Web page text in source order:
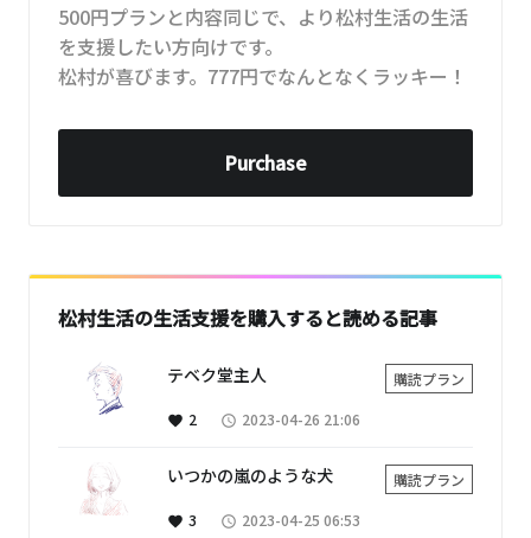
500円プランと内容同じで、より松村生活の生活
を支援したい方向けです。
松村が喜びます。777円でなんとなくラッキー！
Purchase
松村生活の生活支援を購入すると読める記事
テベク堂主人 購読プラン
favorite 2 access_time 2023-04-26 21:06
いつかの嵐のような犬 購読プラン
favorite 3 access_time 2023-04-25 06:53